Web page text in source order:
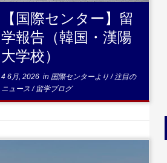
【国際センター】留
学報告（韓国・漢陽
大学校）
4 6月, 2026 in 国際センターより/注目の
ニュース/留学ブログ